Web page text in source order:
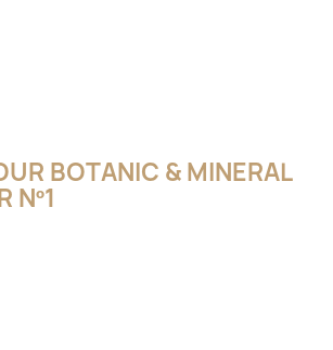
BOTANIC & MINERAL
Nº1